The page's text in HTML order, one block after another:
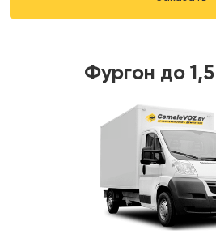
Фургон до